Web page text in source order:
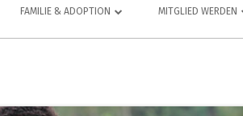
FAMILIE & ADOPTION MITGLIED WERDEN
MITGLIEDERBEREICH